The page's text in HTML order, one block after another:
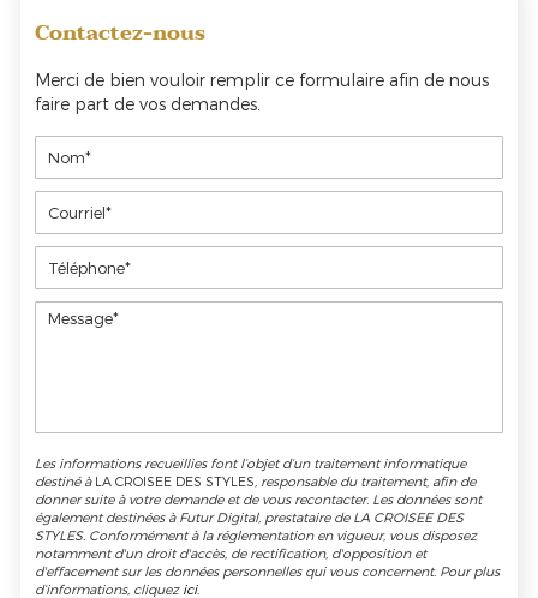
Contactez-nous
Merci de bien vouloir remplir ce formulaire afin de nous
faire part de vos demandes.
Les informations recueillies font l’objet d’un traitement informatique
destiné àLA CROISEE DES STYLES , responsable du traitement, afin de
donner suite à votre demande et de vous recontacter. Les données sont
également destinées à Futur Digital, prestataire de LA CROISEE DES
STYLES. Conformément à la réglementation en vigueur, vous disposez
notamment d'un droit d'accès, de rectification, d'opposition et
d'effacement sur les données personnelles qui vous concernent. Pour plus
d’informations, cliquez ici.